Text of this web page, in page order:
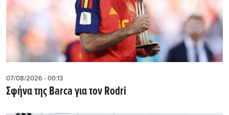
07/08/2026 - 00:13
Σφήνα της Barca για τον Rodri